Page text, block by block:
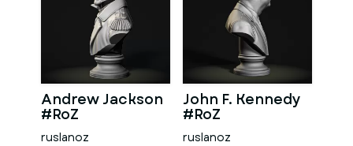
Andrew Jackson
#RoZ
ruslanoz
John F. Kennedy
#RoZ
ruslanoz